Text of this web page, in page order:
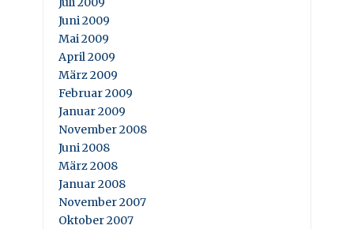
Juni 2009
Mai 2009
April 2009
März 2009
Februar 2009
Januar 2009
November 2008
Juni 2008
März 2008
Januar 2008
November 2007
Oktober 2007